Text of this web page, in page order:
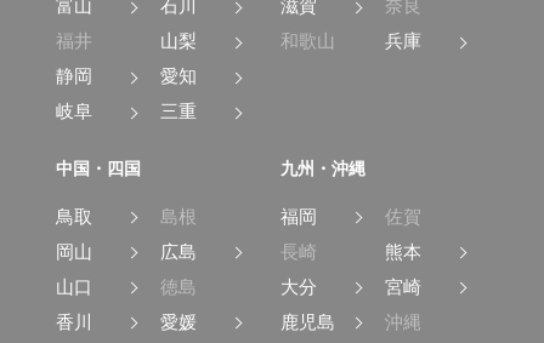
富山
石川
福井
山梨
静岡
愛知
岐阜
三重
滋賀
奈良
和歌山
兵庫
中国・四国
鳥取
島根
岡山
広島
山口
徳島
香川
愛媛
九州・沖縄
福岡
佐賀
長崎
熊本
大分
宮崎
鹿児島
沖縄